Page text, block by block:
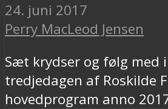
24. juni 2017
Perry MacLeod Jensen
Sæt krydser og følg med
tredjedagen af Roskilde
hovedprogram anno